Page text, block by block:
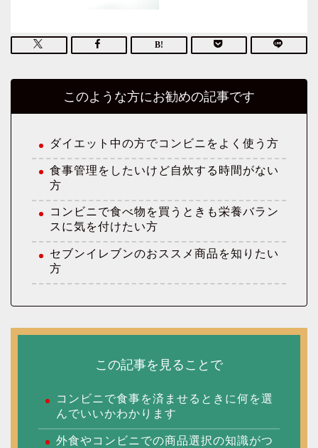
このような方にお勧めの記事です
ダイエット中の方でコンビニをよく使う方
食事管理をしたいけど自炊する時間がない
方
コンビニで食べ物を買うときも栄養バラン
スに気を付けたい方
セブンイレブンのおススメ商品を知りたい
方
この記事を見ることで
コンビニで食事を済ませるときに何を選
んでいいかわかります
外食やコンビニでの商品選択の知識がつ